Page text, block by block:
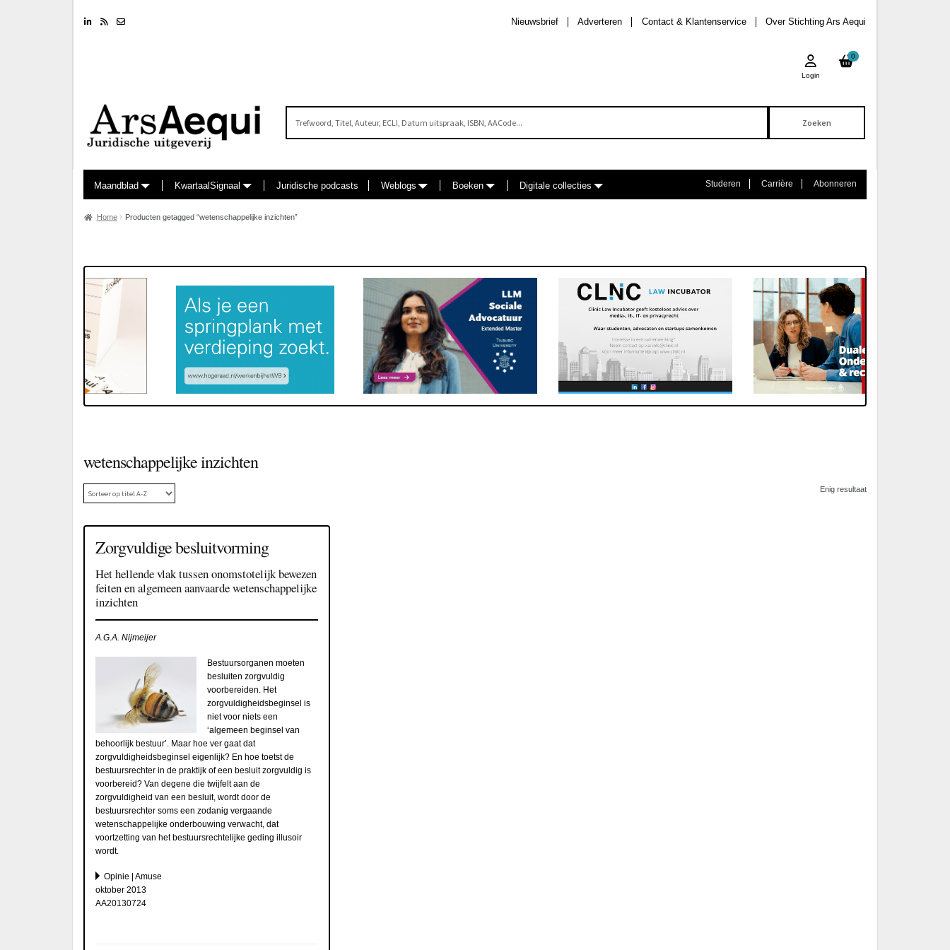
LinkedinRSS feed Over Stichting Ars Aequi
Contact & Klantenservice
Adverteren
Nieuwsbrief
0
Login
Maandblad KwartaalSignaal Juridische podcasts Weblogs Boeken Digitale collecties Studeren Carrière Abonneren
Home Producten getagged “wetenschappelijke inzichten”
wetenschappelijke inzichten
Enig resultaat
Zorgvuldige besluitvorming
Het hellende vlak tussen onomstotelijk bewezen
feiten en algemeen aanvaarde wetenschappelijke
inzichten
A.G.A. Nijmeijer
Bestuursorganen moeten
besluiten zorgvuldig
voorbereiden. Het
zorgvuldigheidsbeginsel is
niet voor niets een
‘algemeen beginsel van
behoorlijk bestuur’. Maar hoe ver gaat dat
zorgvuldigheidsbeginsel eigenlijk? En hoe toetst de
bestuursrechter in de praktijk of een besluit zorgvuldig is
voorbereid? Van degene die twijfelt aan de
zorgvuldigheid van een besluit, wordt door de
bestuursrechter soms een zodanig vergaande
wetenschappelijke onderbouwing verwacht, dat
voortzetting van het bestuursrechtelijke geding illusoir
wordt.
Opinie | Amuse
oktober 2013
AA20130724